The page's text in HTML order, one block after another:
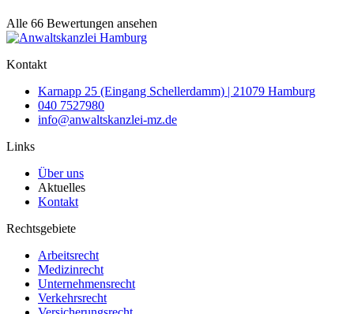
Alle 66 Bewertungen ansehen
Kontakt
Karnapp 25 (Eingang Schellerdamm) | 21079 Hamburg
040 7527980
info@anwaltskanzlei-mz.de
Links
Über uns
Aktuelles
Kontakt
Rechtsgebiete
Arbeitsrecht
Medizinrecht
Unternehmensrecht
Verkehrsrecht